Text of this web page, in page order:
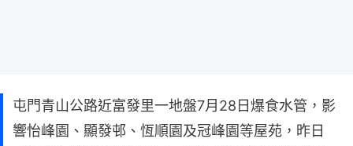
屯門青山公路近富發里一地盤7月28日爆食水管，影
響怡峰園、顯發邨、恆順園及冠峰園等屋苑，昨日